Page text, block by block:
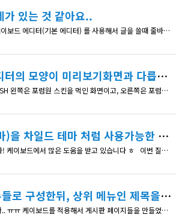
가 있는 것 같아요..
현상 : 케이보드 설치하여, 케이보드 에디터(기본 에디터) 를 사용해서 글을 쓸때 줄바꿈을 해서 작성하고 저장하면 정상적으로 줄바꿈이 반영됨. => 근데 수정하기 들어가보면 줄바꿈이 모두 사라져있음 => 그 상태에서 그냥 저장버튼 누르면 줄바꿈이 모두 사라진 상태에서 저장되니까 실제글에도 줄바꿈이 모두 사라짐 => 수정을 하려면 결국 원래대로 다시 다 줄바꿈 위치에서 다시 줄바꿈을 하고 나서 저장을 해줘야만
포럼원 스킨의 에디터의 모양이 미리보기화면과 다릅니다.
https://imgur.com/JkYYcSH 왼쪽은 포럼원 스킨을 먹인 화면이고, 오른쪽은 포럼원 미리보기의 화면입니다. 상단의 메뉴화면이 제가 설치한 화면에선 안나와서요.. 다른것인지.. 아니면 설정문제일까요?? 엘리멘토+헬로우테마+케이보드 사용하고 있습니다..
케이보드 스킨(테마)을 차일드 테마 처럼 사용가능한 방법이 있을까요?
안녕하세요! 먼저 고맙습니다! 케이보드에서 많은 도움을 받고 있습니다 ㅎ 이번 질문은 다름이 아니라, 포럼원 게시판 스킨을 제가 사용하려고 합니다. 그러면서 포럼원 게시판 스킨을 조금 변경해서 사용하려고 하는데 CSS 같은 경우에는 해당페이지의 커스텀CSS 기능(엘리멘터) 을 활용하여, important 먹이는 방식으로 해결할 수 있을 것 같습니다. 그 외에 버튼을 추가한다거나, 버튼의 기능을 수정한다던가
게시판을 하위메뉴들로 구성한뒤, 상위 메뉴인 제목을 함께 활성화 시키고 싶습니다.
안녕하세요, 문의글 올립니다.. ㅠㅠ 케이보드를 적용해서 게시판 페이지들을 만들었습니다. 엘리멘터 빌더와 헬로우 차일드 테마를 사용중에 있습니다. 게시판은 2개(자유게시판,사진게시판)입니다. 각각의 게시판은 정상적으로 표시되고 정상작동 합니다. 그런데 엘리멘터 빌더로 nav_menu 를 넣은뒤에, 대쉬보드 > 테마 > 메뉴 에서 메뉴작업을 했습니다. 커뮤니티 라는 상위메뉴를 두고 하위에